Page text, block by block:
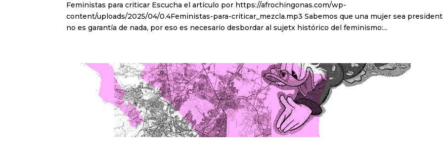
Feministas para criticar Escucha el artículo por https://afrochingonas.com/wp-
content/uploads/2025/04/0.4Feministas-para-criticar_mezcla.mp3 Sabemos que una mujer sea
no es garantía de nada, por eso es necesario desbordar al sujetx histórico del feminismo:...